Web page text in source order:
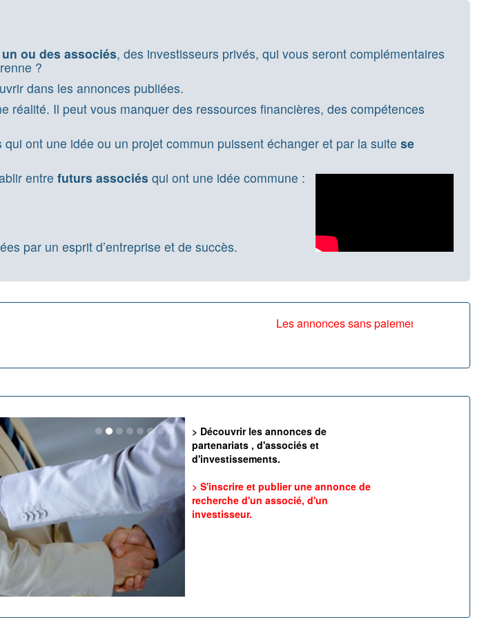
ou des associés, des investisseurs privés, qui vous seront complémentaires
?
dans les annonces publiées.
réalité. Il peut vous manquer des ressources financières, des compétences
ont une idée ou un projet commun puissent échanger et par la suite se
entre futurs associés qui ont une idée commune :
par un esprit d’entreprise et de succès.
Les annonces sans paiement par Paypal
> Découvrir les annonces de
partenariats , d'associés et
d'investissements.
> S'inscrire et publier une annonce de
recherche d'un associé, d'un
investisseur.